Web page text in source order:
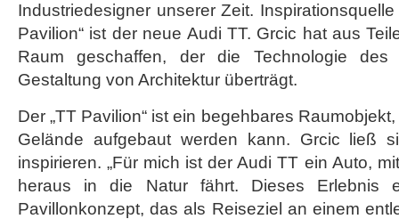
Industriedesigner unserer Zeit.
Pavilion“ ist der neue Audi TT. Grcic hat aus
Raum geschaffen, der die Technologie des
Gestaltung von Architektur überträgt.
Der „TT Pavilion“ ist ein begehbares
Gelände aufgebaut werden kann. Grcic ließ
inspirieren. „Für mich ist der Audi TT ein Auto,
heraus in die Natur fährt. Dieses Erlebnis
Pavillonkonzept, das als Reiseziel an einem